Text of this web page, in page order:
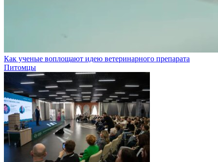
Как ученые воплощают идею ветеринарного препарата
Питомцы